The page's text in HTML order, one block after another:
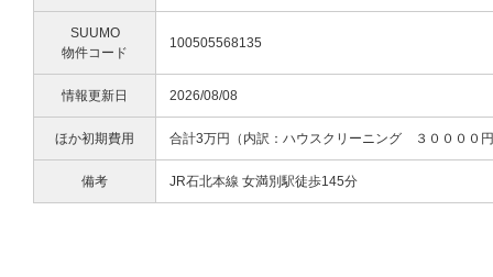
SUUMO
物件コード
100505568135
情報更新日 2026/08/08
ほか初期費用 合計3万円（内訳：ハウスクリーニング ３００００
備考 JR石北本線 女満別駅徒歩145分